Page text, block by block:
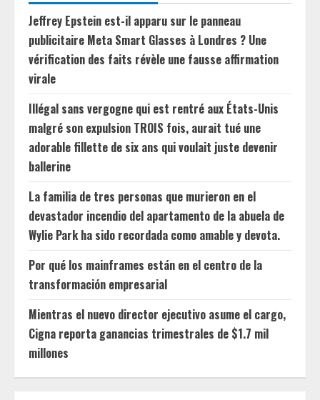
Jeffrey Epstein est-il apparu sur le panneau
publicitaire Meta Smart Glasses à Londres ? Une
vérification des faits révèle une fausse affirmation
virale
Illégal sans vergogne qui est rentré aux États-Unis
malgré son expulsion TROIS fois, aurait tué une
adorable fillette de six ans qui voulait juste devenir
ballerine
La familia de tres personas que murieron en el
devastador incendio del apartamento de la abuela de
Wylie Park ha sido recordada como amable y devota.
Por qué los mainframes están en el centro de la
transformación empresarial
Mientras el nuevo director ejecutivo asume el cargo,
Cigna reporta ganancias trimestrales de $1.7 mil
millones